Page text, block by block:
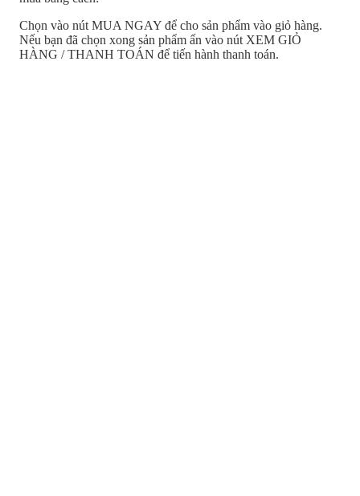
Chọn vào nút MUA NGAY để cho sản phẩm vào giỏ hàng.
Nếu bạn đã chọn xong sản phẩm ấn vào nút XEM GIỎ
HÀNG / THANH TOÁN để tiến hành thanh toán.